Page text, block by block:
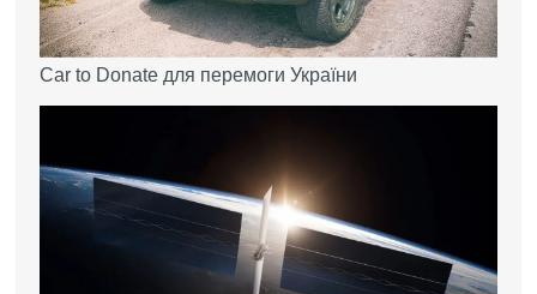
Car to Donate для перемоги України